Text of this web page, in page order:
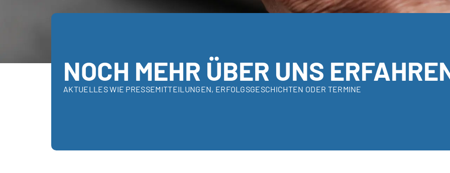
NOCH MEHR ÜBER UNS
AKTUELLES WIE PRESSEMITTEILUNGEN, ERFOLGSGESCHICHTEN ODER TERMINE